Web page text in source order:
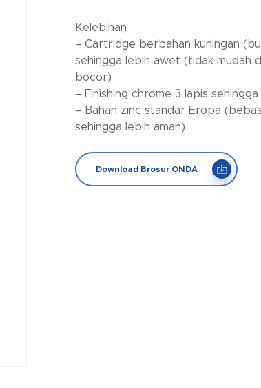
Kelebihan
– Cartridge berbahan kuningan
sehingga lebih awet (tidak mudah
bocor)
– Finishing chrome 3 lapis
– Bahan zinc standar Eropa
sehingga lebih aman)
Download Brosur ONDA